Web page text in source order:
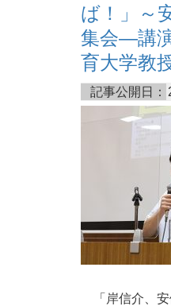
ば！」～
集会―講
育大学教
記事公開日：
「岸信介、安